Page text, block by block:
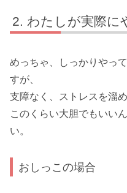
わたしが実際に
めっちゃ、しっかりやっ
すが、
支障なく、ストレスを溜
このくらい大胆でもいい
い。
おしっこの場合